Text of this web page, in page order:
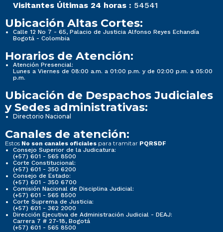
Visitantes Últimas 24 horas : 54541
Ubicación Altas Cortes:
Calle 12 No 7 - 65, Palacio de Justicia Alfonso Reyes Echandía
Bogotá - Colombia
Horarios de Atención:
Atención Presencial:
Lunes a Viernes de 08:00 a.m. a 01:00 p.m. y de 02:00 p.m. a 05:00
p.m.
Ubicación de Despachos Judiciales
y Sedes administrativas:
Directorio Nacional
Canales de atención:
Estos No son canales oficiales para tramitar PQRSDF
Consejo Superior de la Judicatura:
(+57) 601 - 565 8500
Corte Constitucional:
(+57) 601 - 350 6200
Consejo de Estado:
(+57) 601 - 350 6700
Comisión Nacional de Disciplina Judicial:
(+57) 601 - 565 8500
Corte Suprema de Justicia:
(+57) 601 - 362 2000
Dirección Ejecutiva de Administración Judicial - DEAJ:
Carrera 7 # 27-18, Bogotá
(+57) 601 - 565 8500